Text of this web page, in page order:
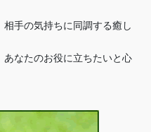
手の気持ちに同調する癒し
あなたのお役に立ちたいと心